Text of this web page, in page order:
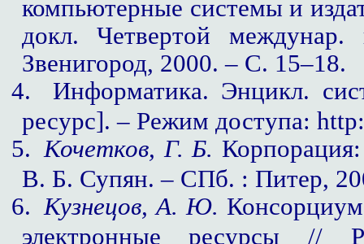
компьютерные системы и
докл. Четвертой
Звенигород, 2000. – С. 15–18.
4.
Информатика. Энцикл.
ресурс]. – Режим доступа:
5. Кочетков, Г. Б.
В. Б. Супян. – СПб. : Питер,
6. Кузнецов, А. Ю.
электронные ресурсы //